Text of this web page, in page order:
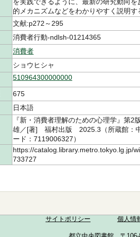
的メカニズムなどをわかりやすく説明す
文献:p272～295
消費者行動-ndlsh-01214365
消費者
ショウヒシャ
510964300000000
675
日本語
『新・消費者理解のための心理学』第
雄／[著] 福村出版 2025.3（所蔵館
ード：7119006327）
https://catalog.library.metro.tokyo.lg.jp/
733727
サイトポリシー 個人情